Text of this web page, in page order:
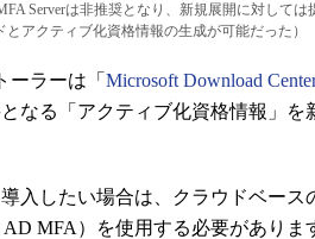
Serverは非推奨となり、新規展開に対しては
アクティブ化資格情報の生成が可能だった）
ーラーは「 Microsoft Download
なる「アクティブ化資格情報」を
入したい場合は、クラウドベース
AD MFA）を使用する必要がありま